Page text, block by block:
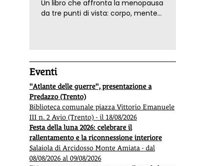
Un libro che affronta la menopausa
da tre punti di vista: corpo, mente
Eventi
"Atlante delle guerre", presentazione a
Predazzo (Trento)
Biblioteca comunale piazza Vittorio Emanuele
III n. 2 Avio (Trento) - il 18/08/2026
Festa della luna 2026: celebrare il
rallentamento e la riconnessione interiore
Salaiola di Arcidosso Monte Amiata - dal
08/08/2026 al 09/08/2026